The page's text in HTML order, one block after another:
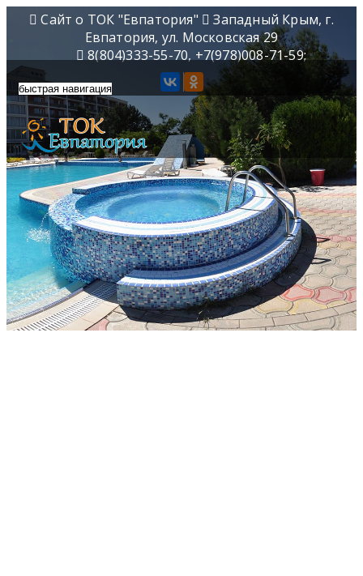
Сайт о ТОК "Евпатория"
Западный Крым, г.
Евпатория, ул. Московская 29
8(804)333-55-70, +7(978)008-71-59;
быстрая навигация